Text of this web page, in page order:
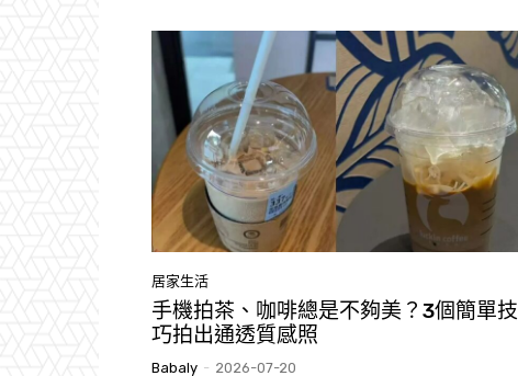
居家生活
手機拍茶、咖啡總是不夠美？3個簡單技
巧拍出通透質感照
Babaly - 2026-07-20